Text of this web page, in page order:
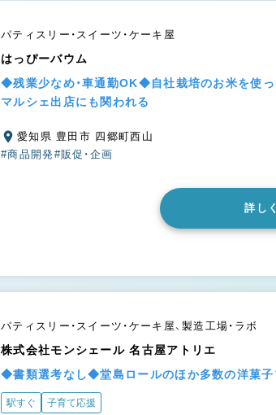
パティスリー・スイーツ・ケーキ屋
はっぴーバウム
◆残業少なめ・車通勤OK◆自社栽培のお米を使っ
マルシェ出店にも関われる
愛知県 豊田市 四郷町西山
#商品開発#販促・企画
詳し
パティスリー・スイーツ・ケーキ屋、製造工場・ラボ
株式会社モンシェール 名古屋アトリエ
◆書類選考なし◆堂島ロールのほか多数の洋菓
駅すぐ 子育て応援